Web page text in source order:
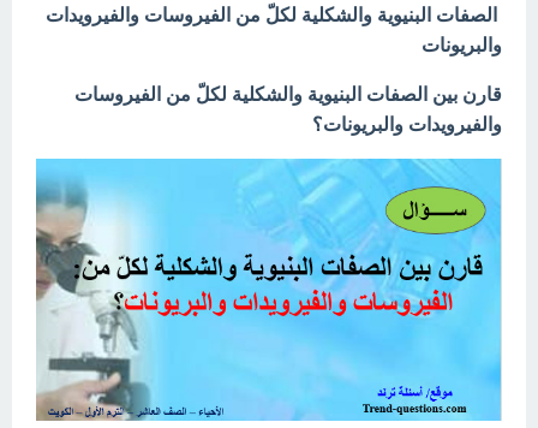
الصفات البنيوية والشكلية لكلّ من الفيروسات والفيرويدات
والبريونات
قارن بين الصفات البنيوية والشكلية لكلّ من الفيروسات
والفيرويدات والبريونات؟